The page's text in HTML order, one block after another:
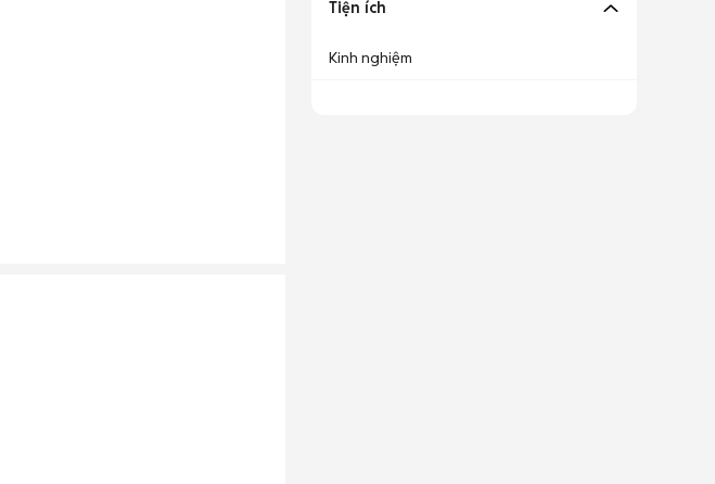
Tiện ích
Kinh nghiệm